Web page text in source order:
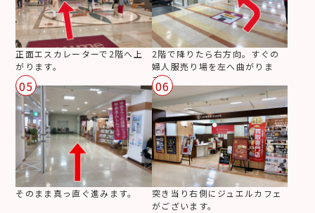
正面エスカレーターで2階へ上
がります。
2階で降りたら右方向。すぐの
婦人服売り場を左へ曲がりま
す。
05
そのまま真っ直ぐ進みます。
06
突き当り右側にジュエルカフェ
がございます。